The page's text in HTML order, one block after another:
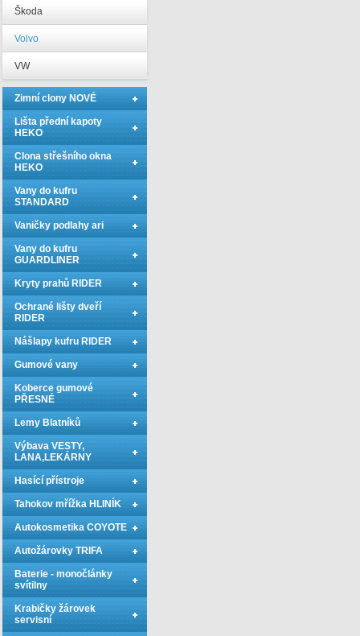
Škoda
Volvo
VW
Zimní clony NOVÉ
Lišta přední kapoty
HEKO
Clona střešního okna
HEKO
Vany do kufru
STANDARD
Vaničky podlahy ari
Vany do kufru
GUARDLINER
Kryty prahů RIDER
Ochrané lišty dveří
RIDER
Nášlapy kufru RIDER
Gumové vany
Koberce gumové
PŘESNÉ
Lemy Blatníků
Výbava VESTY,
LANA,LEKÁRNY
Hasící přístroje
Tahokov mřížka HLINÍK
Autokosmetika COYOTE
Autožárovky TRIFA
Baterie - monočlánky
svítilny
Krabičky žárovek
servisní